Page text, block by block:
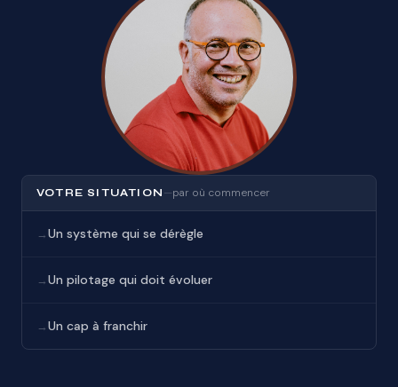
VOTRE SITUATION —par où commencer
→Un système qui se dérègle
→Un pilotage qui doit évoluer
→Un cap à franchir